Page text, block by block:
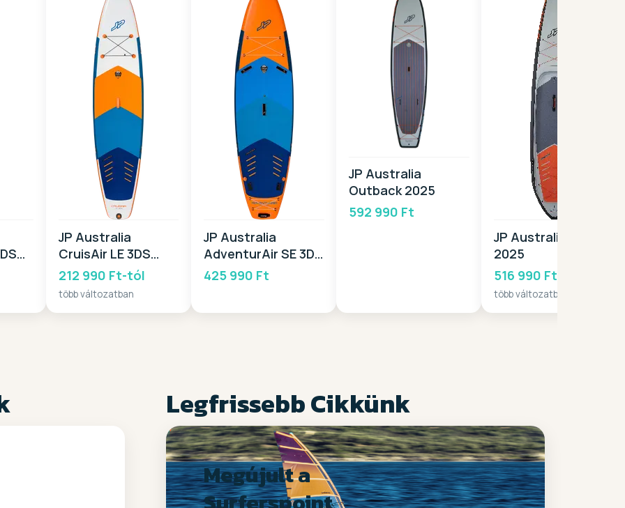
JP Australia
CruisAir LE 3DS
2025
212 990 Ft-tól
több változatban
JP Australia
AdventurAir SE 3DS
2025
425 990 Ft
JP Australia
Outback 2025
592 990 Ft
JP Australia GT-S
2025
516 990 Ft-tól
több változatban
Legfrissebb Cikkünk
Megújult a